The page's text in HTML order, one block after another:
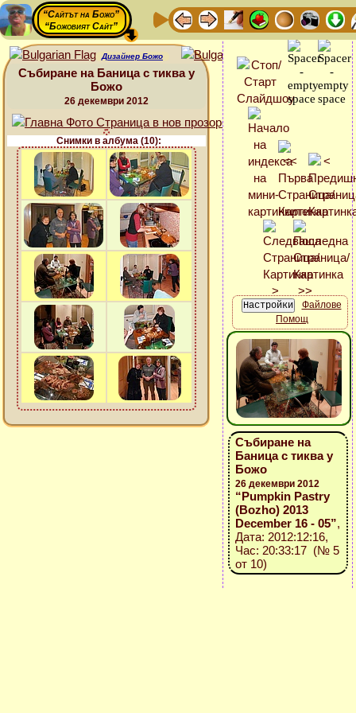
“Сайтът на Божо”
“Божовият Сайт”
Дизайнер Божо
Събиране на Баница с тиква у
Божо
26 декември 2012
Снимки в албума (10):
Файлове
Помощ
Събиране на
Баница с тиква у
Божо
26 декември 2012
“Pumpkin Pastry
(Bozho) 2013
December 16 - 05”,
Дата: 2012:12:16,
Час: 20:33:17 (№ 5
от 10)